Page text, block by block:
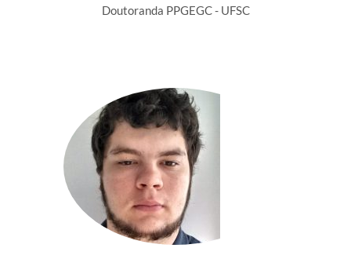
Doutoranda PPGEGC - UFSC